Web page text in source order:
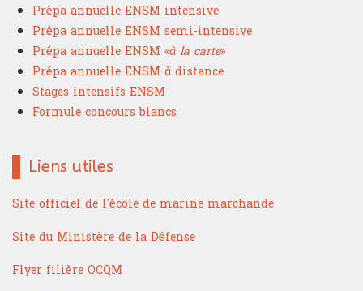
Prépa annuelle ENSM intensive
Prépa annuelle ENSM semi-intensive
Prépa annuelle ENSM «à la carte»
Prépa annuelle ENSM à distance
Stages intensifs ENSM
Formule concours blancs
Liens utiles
Site officiel de l'école de marine marchande
Site du Ministère de la Défense
Flyer filière OCQM